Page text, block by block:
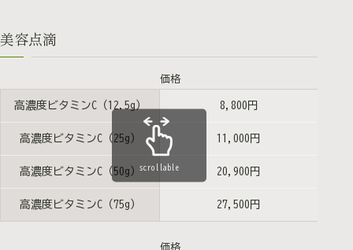
美容点滴
価格
高濃度ビタミンC（12.5g） 8,800円
高濃度ビタミンC（25g） 11,000円
高濃度ビタミンC（50g） 20,900円
高濃度ビタミンC（75g） 27,500円
scrollable
価格